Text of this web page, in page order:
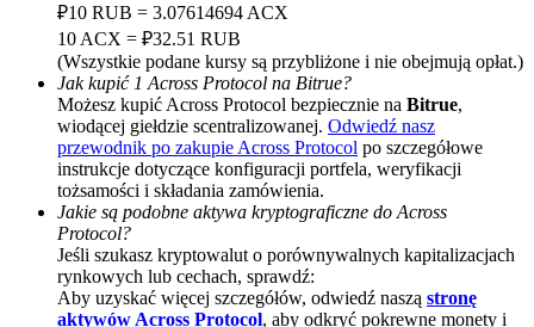
Deposit & Trade BTC to Share 25000 USDT prize pool!
Deposit CASHCAT & Win
Share 500000 CASHCAT prize pool
Exclusive for BitMart Users
Register & Trade to Win 500,000 USDT
₽10 RUB = 3.07614694 ACX
10 ACX = ₽32.51 RUB
(Wszystkie podane kursy są przybliżone i nie obejmują opłat.)
Jak kupić 1 Across Protocol na Bitrue?
Możesz kupić Across Protocol bezpiecznie na Bitrue,
wiodącej giełdzie scentralizowanej. Odwiedź nasz
przewodnik po zakupie Across Protocol po szczegółowe
instrukcje dotyczące konfiguracji portfela, weryfikacji
tożsamości i składania zamówienia.
Jakie są podobne aktywa kryptograficzne do Across
Protocol?
Jeśli szukasz kryptowalut o porównywalnych kapitalizacjach
rynkowych lub cechach, sprawdź:
Aby uzyskać więcej szczegółów, odwiedź naszą stronę
aktywów Across Protocol, aby odkryć pokrewne monety i